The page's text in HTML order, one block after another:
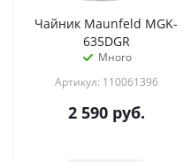
Чайник Maunfeld MGK-
635DGR
Много
Артикул: 110061396
2 590руб.